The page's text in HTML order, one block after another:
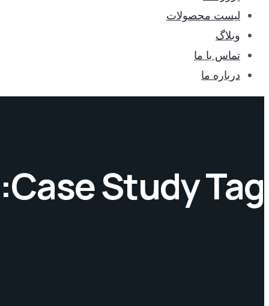
لیست محصولات
وبلاگ
تماس با ما
درباره ما
Case Study Tag: